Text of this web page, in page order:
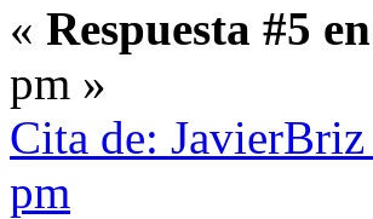
« Respuesta #5
pm »
Cita de:
pm